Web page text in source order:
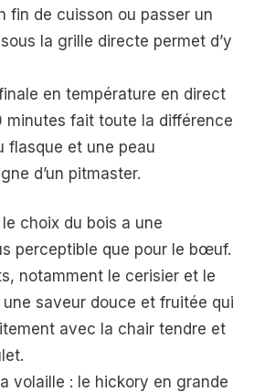
fin de cuisson ou passer un
la grille directe permet d’y
en température en direct
minutes fait toute la différence
flasque et une peau
d’un pitmaster.
choix du bois a une
perceptible que pour le bœuf.
notamment le cerisier et le
saveur douce et fruitée qui
avec la chair tendre et
volaille : le hickory en grande